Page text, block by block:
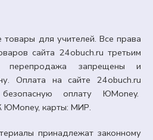
для учителей. Все права
сайта 24obuch.ru третьим
запрещены и
Оплата на сайте 24obuch.ru
оплату ЮMoney.
ЮMoney, карты: МИР.
принадлежат законному